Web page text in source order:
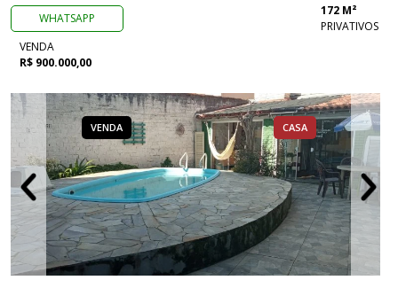
WHATSAPP
172 M²
PRIVATIVOS
VENDA
R$ 900.000,00
VENDA CASA